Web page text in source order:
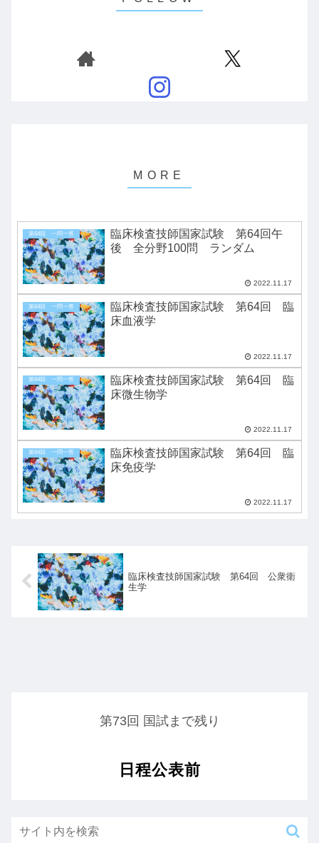
第64回 一問一答
臨床検査技師国家試験 第64回午
後 全分野100問 ランダム
2022.11.17
第64回 一問一答
臨床検査技師国家試験 第64回 臨
床血液学
2022.11.17
第64回 一問一答
臨床検査技師国家試験 第64回 臨
床微生物学
2022.11.17
第64回 一問一答
臨床検査技師国家試験 第64回 臨
床免疫学
2022.11.17
臨床検査技師国家試験 第64回 公衆衛
生学
第73回 国試まで残り
日程公表前